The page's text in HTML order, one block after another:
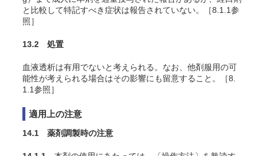
と比較して特記すべき症状は報告されていない。［8.1.1参
照］
13.2 処置
血液透析は有用でないと考えられる。なお、他剤服用の可
能性が考えられる場合はその影響にも留意すること。［8.
1.1参照］
適用上の注意
14.1 薬剤調製時の注意